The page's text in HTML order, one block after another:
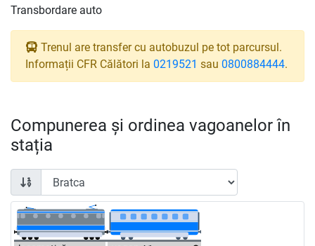
Transbordare auto
Trenul are transfer cu autobuzul pe tot parcursul.
Informații CFR Călători la 0219521 sau 0800884444.
Compunerea și ordinea vagoanelor în
stația